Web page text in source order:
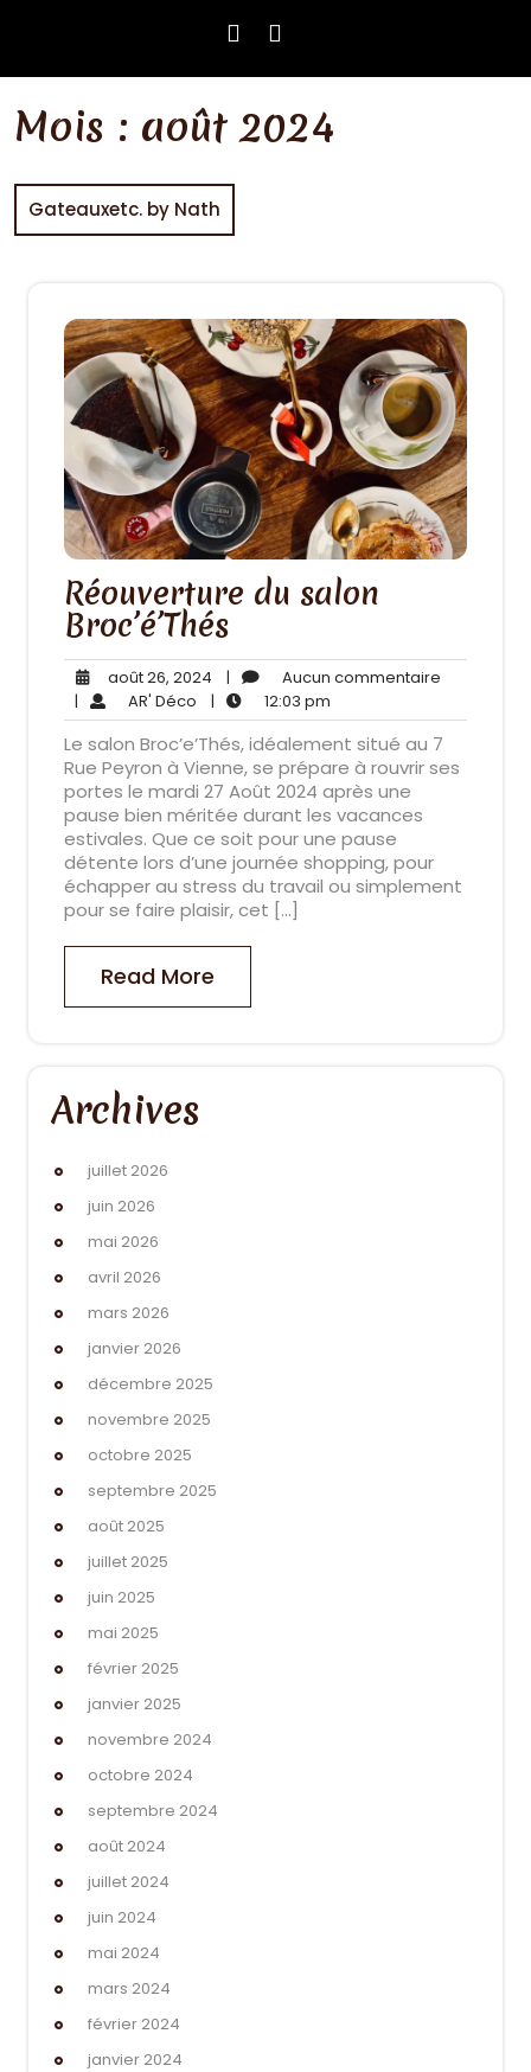
Mois : août 2024
Gateauxetc. by Nath
Réouverture du salon
Broc’é’Thés
août 26, 2024 août
26,
2024
| Aucun commentaire
| AR' Déco AR'
Déco
| 12:03 pm
pm
Le salon Broc’e’Thés, idéalement situé au 7
Rue Peyron à Vienne, se prépare à rouvrir ses
portes le mardi 27 Août 2024 après une
pause bien méritée durant les vacances
estivales. Que ce soit pour une pause
détente lors d’une journée shopping, pour
échapper au stress du travail ou simplement
pour se faire plaisir, cet […]
Read More
Archives
juillet 2026
juin 2026
mai 2026
avril 2026
mars 2026
janvier 2026
décembre 2025
novembre 2025
octobre 2025
septembre 2025
août 2025
juillet 2025
juin 2025
mai 2025
février 2025
janvier 2025
novembre 2024
octobre 2024
septembre 2024
août 2024
juillet 2024
juin 2024
mai 2024
mars 2024
février 2024
janvier 2024